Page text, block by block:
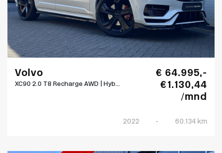
Volvo
XC90 2.0 T8 Recharge AWD | Hyb...
€ 64.995,-
€ 1.130,44
/mnd
2022 - 60.134 km